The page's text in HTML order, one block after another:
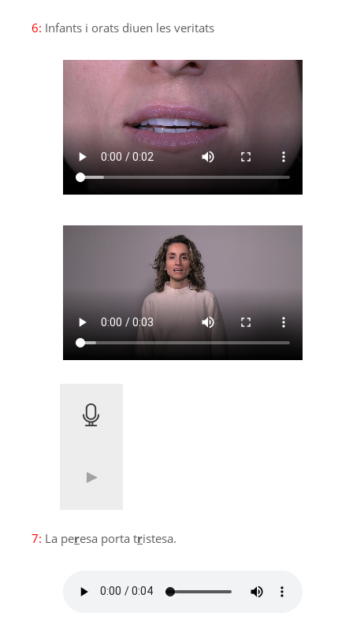
6: Infants i orats diuen les veritats
7: La peresa porta tristesa.